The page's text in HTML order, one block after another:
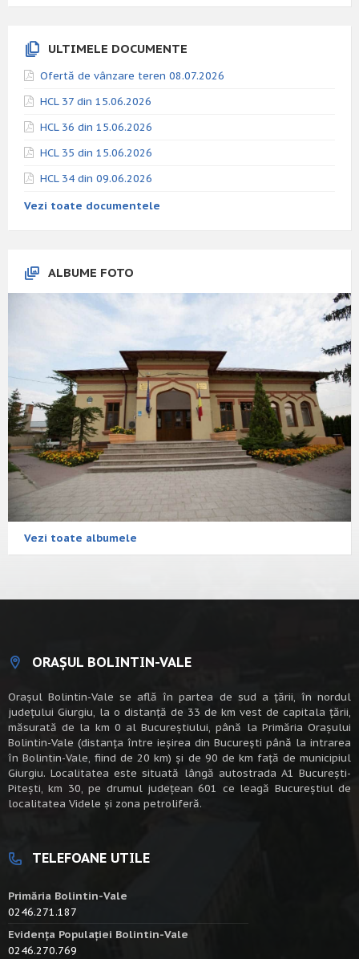
ULTIMELE DOCUMENTE
Ofertă de vânzare teren 08.07.2026
HCL 37 din 15.06.2026
HCL 36 din 15.06.2026
HCL 35 din 15.06.2026
HCL 34 din 09.06.2026
Vezi toate documentele
ALBUME FOTO
Vezi toate albumele
ORAȘUL BOLINTIN-VALE
Oraşul Bolintin-Vale se află în partea de sud a ţării, în nordul
judeţului Giurgiu, la o distanţă de 33 de km vest de capitala țării,
măsurată de la km 0 al Bucureștiului, până la Primăria Orașului
Bolintin-Vale (distanța între ieșirea din București până la intrarea
în Bolintin-Vale, fiind de 20 km) şi de 90 de km faţă de municipiul
Giurgiu. Localitatea este situată lângă autostrada A1 Bucureşti-
Piteşti, km 30, pe drumul judeţean 601 ce leagă Bucureştiul de
localitatea Videle şi zona petroliferă.
TELEFOANE UTILE
Primăria Bolintin-Vale
0246.271.187
Evidența Populației Bolintin-Vale
0246.270.769